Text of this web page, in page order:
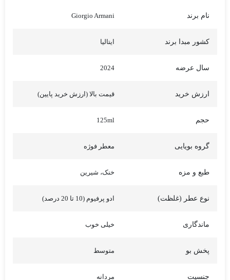
نام برند Giorgio Armani
کشور مبدا برند ایتالیا
سال عرضه 2024
ارزش خرید قیمت بالا (ارزش خرید پایین)
حجم 125ml
گروه بویایی معطر فوژه
طبع و مزه خنک، شیرین
نوع عطر (غلظت) ادو پرفیوم (10 تا 20 درصد)
ماندگاری خیلی خوب
پخش بو متوسط
جنسیت مردانه